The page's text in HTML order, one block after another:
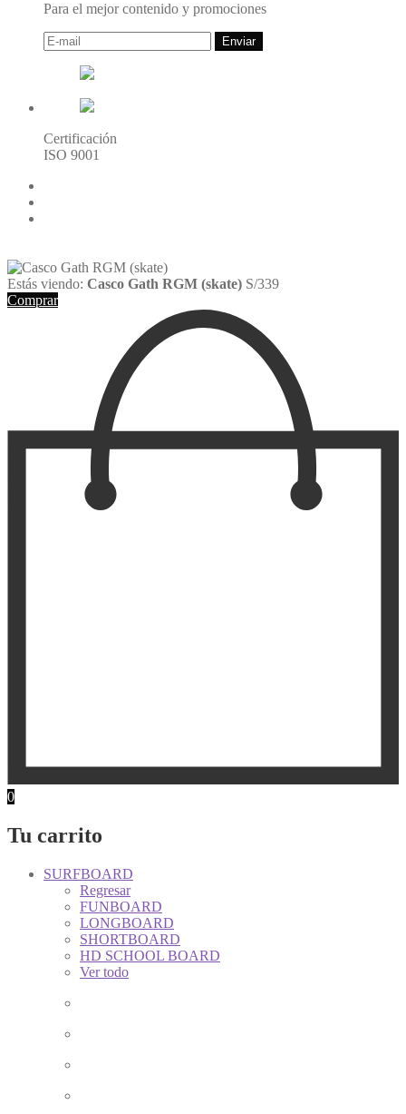
Para el mejor contenido y promociones
Enviar
Certificación
ISO 9001
Estás viendo: Casco Gath RGM (skate) S/339
Comprar
0
Tu carrito
SURFBOARD
Regresar
FUNBOARD
LONGBOARD
SHORTBOARD
HD SCHOOL BOARD
Ver todo